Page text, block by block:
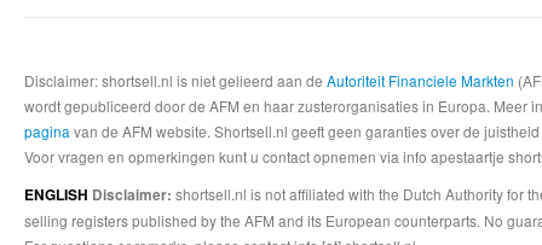
Disclaimer: shortsell.nl is niet gelieerd aan de Autoriteit Financiele Markten
wordt gepubliceerd door de AFM en haar zusterorganisaties in Europa.
pagina van de AFM website. Shortsell.nl geeft geen garanties over de
Voor vragen en opmerkingen kunt u contact opnemen via info apestaartje
ENGLISH Disclaimer: shortsell.nl is not affiliated with the Dutch Authority for
selling registers published by the AFM and its European counterparts. No